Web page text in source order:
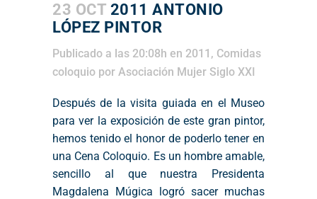
23 OCT 2011 ANTONIO
LÓPEZ PINTOR
Publicado a las 20:08h en 2011 , Comidas
coloquio por Asociación Mujer Siglo XXI
Después de la visita guiada en el Museo
para ver la exposición de este gran pintor,
hemos tenido el honor de poderlo tener en
una Cena Coloquio. Es un hombre amable,
sencillo al que nuestra Presidenta
Magdalena Múgica logró sacer muchas